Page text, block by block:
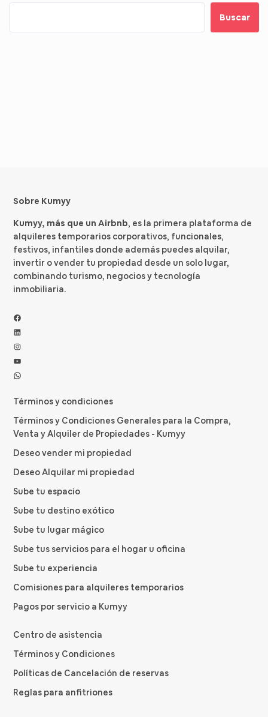
Buscar
Sobre Kumyy
Kumyy, más que un Airbnb, es la primera plataforma de
alquileres temporarios corporativos, funcionales,
festivos, infantiles donde además puedes alquilar,
invertir o vender tu propiedad desde un solo lugar,
combinando turismo, negocios y tecnología
inmobiliaria.
Facebook
LinkedIn
Instagram
YouTube
WhatsApp
Términos y condiciones
Términos y Condiciones Generales para la Compra,
Venta y Alquiler de Propiedades - Kumyy
Deseo vender mi propiedad
Deseo Alquilar mi propiedad
Sube tu espacio
Sube tu destino exótico
Sube tu lugar mágico
Sube tus servicios para el hogar u oficina
Sube tu experiencia
Comisiones para alquileres temporarios
Pagos por servicio a Kumyy
Centro de asistencia
Términos y Condiciones
Políticas de Cancelación de reservas
Reglas para anfitriones